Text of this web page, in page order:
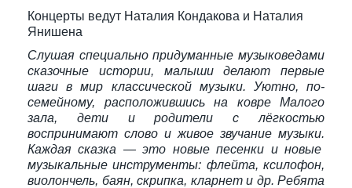
Концерты ведут Наталия Кондакова и Наталия
Янишена
Слушая специально придуманные музыковедами
сказочные истории, малыши делают первые
шаги в мир классической музыки. Уютно, по-
семейному, расположившись на ковре Малого
зала, дети и родители с лёгкостью
воспринимают слово и живое звучание музыки.
Каждая сказка — это новые песенки и новые
музыкальные инструменты: флейта, ксилофон,
виолончель, баян, скрипка, кларнет и др. Ребята